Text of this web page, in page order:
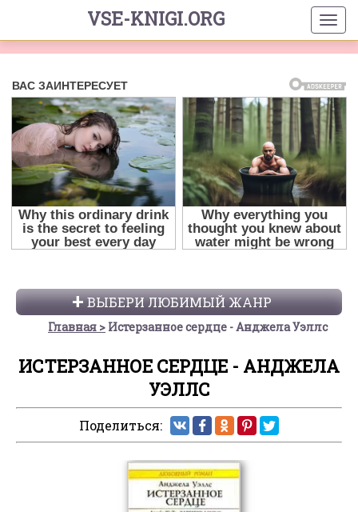
VSE-KNIGI.ORG
ВЫБЕРИ ЛЮБИМЫЙ ЖАНР
Главная Истерзанное сердце - Анджела Уэллс
ИСТЕРЗАННОЕ СЕРДЦЕ - АНДЖЕЛА
УЭЛЛС
Поделиться: